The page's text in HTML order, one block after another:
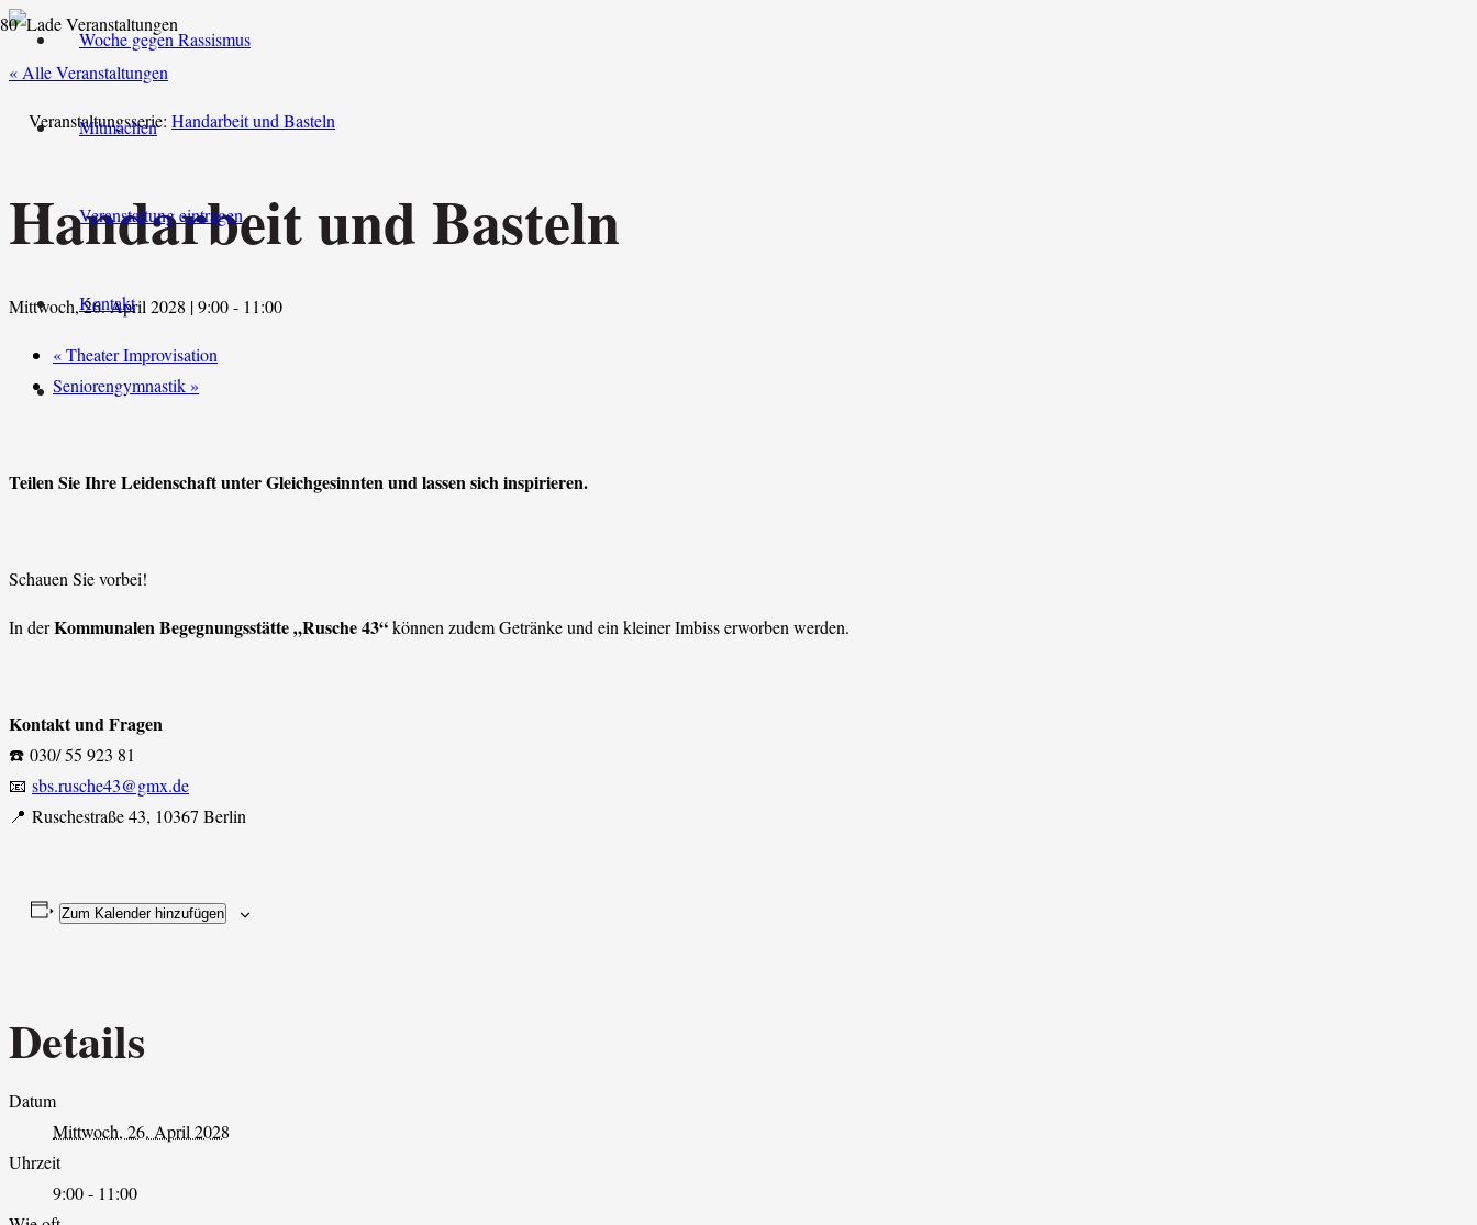
Woche gegen Rassismus
Mitmachen
Veranstaltung eintragen
Kontakt
« Alle Veranstaltungen
Veranstaltungsserie: Handarbeit und Basteln
Handarbeit und Basteln
Mittwoch, 26. April 2028 | 9:00- 11:00
«Theater Improvisation
Seniorengymnastik»
Teilen Sie Ihre Leidenschaft unter Gleichgesinnten und lassen sich inspirieren.
Schauen Sie vorbei!
In derKommunalen Begegnungsstätte „Rusche 43“können zudem Getränke und ein kleiner Imbiss erworben werden.
Kontakt und Fragen
☎️ 030/ 55 923 81
📧 sbs.rusche43@gmx.de
📍 Ruschestraße 43, 10367 Berlin
Zum Kalender hinzufügen
Details
Datum
Mittwoch, 26. April 2028
Uhrzeit
9:00 - 11:00